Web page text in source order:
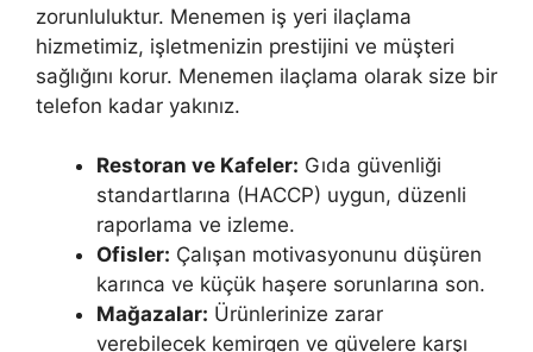
zorunluluktur. Menemen iş yeri ilaçlama
hizmetimiz, işletmenizin prestijini ve müşteri
sağlığını korur. Menemen ilaçlama olarak size bir
telefon kadar yakınız.
Restoran ve Kafeler: Gıda güvenliği
standartlarına (HACCP) uygun, düzenli
raporlama ve izleme.
Ofisler: Çalışan motivasyonunu düşüren
karınca ve küçük haşere sorunlarına son.
Mağazalar: Ürünlerinize zarar
verebilecek kemirgen ve güvelere karşı